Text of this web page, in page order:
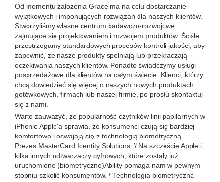
Od momentu założenia Grace ma na celu dostarczanie
wyjątkowych i imponujących rozwiązań dla naszych klientów.
Stworzyliśmy własne centrum badawczo-rozwojowe
zajmujące się projektowaniem i rozwojem produktów. Ściśle
przestrzegamy standardowych procesów kontroli jakości, aby
zapewnić, że nasze produkty spełniają lub przekraczają
oczekiwania naszych klientów. Ponadto świadczymy usługi
posprzedażowe dla klientów na całym świecie. Klienci, którzy
chcą dowiedzieć się więcej o naszych nowych produktach
gotówkowych, firmach lub naszej firmie, po prostu skontaktuj
się z nami.
Warto zauważyć, że popularność czytników linii papilarnych w
iPhonie Apple'a sprawia, że ​​konsumenci czują się bardziej
komfortowo i oswajają się z technologią biometryczną.
Prezes MasterCard Identity Solutions. \"Na szczęście Apple i
kilka innych odtwarzaczy cyfrowych, które zostały już
uruchomione (biometryczne)Ability pomaga nam w pewnym
stopniu szkolić konsumentów. \"Technologia biometryczna